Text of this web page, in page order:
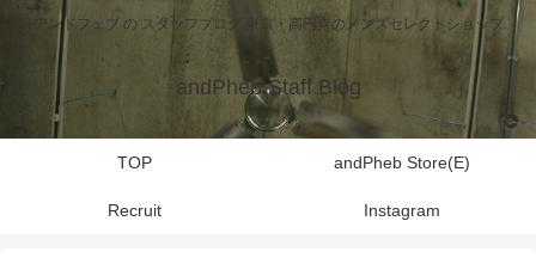
アンドフェブ の スタッフブログ 東京・高円寺のメンズセレクトショップ
andPheb Staff Blog
TOP andPheb Store(E)
Recruit Instagram